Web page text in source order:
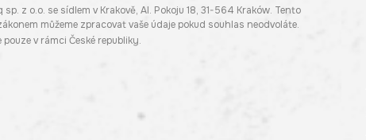
z o.o. se sídlem v Krakově, Al. Pokoju 18, 31-564 Kraków. Tento
můžeme zpracovat vaše údaje pokud souhlas neodvoláte.
pouze v rámci České republiky.